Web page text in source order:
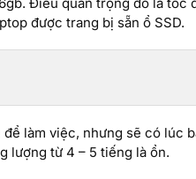
được trang bị sẵn ổ SSD.
làm việc, nhưng sẽ có lúc
lượng từ 4 – 5 tiếng là ổn.